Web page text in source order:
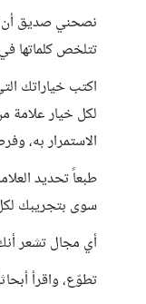
نصحني صديق أن
تتلخص كلماتها
اكتب خياراتك
لكل خيار علامة
الاستمرار به،
طبعاً تحديد
سوى بتجريبك
أي مجال تشعر
تطوّع، واقرأ